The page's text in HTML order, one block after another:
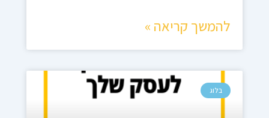
להמשך קריאה »
בלוג